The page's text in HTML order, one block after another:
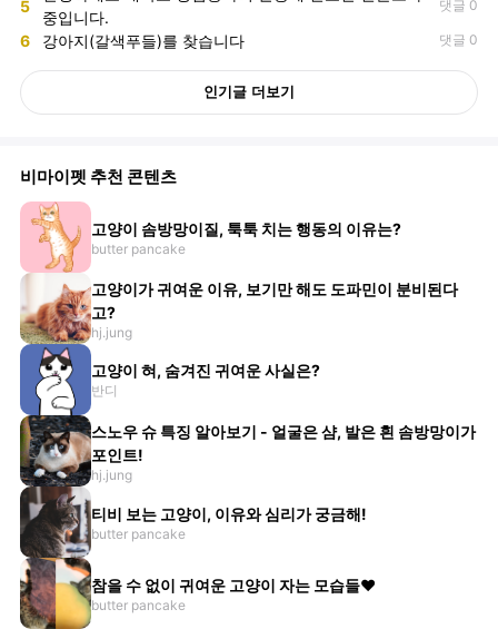
5
중입니다.
댓글 0
6 강아지(갈색푸들)를 찾습니다 댓글 0
인기글 더보기
비마이펫 추천 콘텐츠
고양이 솜방망이질, 툭툭 치는 행동의 이유는?
butter pancake
고양이가 귀여운 이유, 보기만 해도 도파민이 분비된다
고?
hj.jung
고양이 혀, 숨겨진 귀여운 사실은?
반디
스노우 슈 특징 알아보기 - 얼굴은 샴, 발은 흰 솜방망이가
포인트!
hj.jung
티비 보는 고양이, 이유와 심리가 궁금해!
butter pancake
참을 수 없이 귀여운 고양이 자는 모습들♥
butter pancake